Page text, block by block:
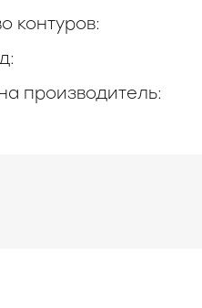
контуров:
производитель: